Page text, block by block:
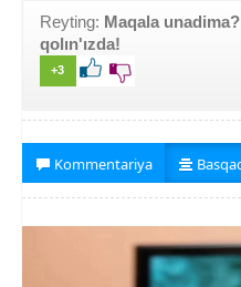
Reyting: Maqala
qolın'ızda!
+3
Kommentariya